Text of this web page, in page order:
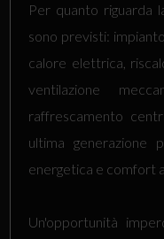
Per quanto riguarda
sono previsti:
calore elettrica,
ventilazione
raffrescamento
ultima generazione
energetica e comfort
Un'opportunità